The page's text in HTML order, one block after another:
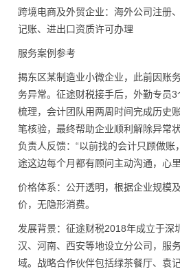
跨境电商及外贸企业：海外公司注册
记账、进出口资质许可办理
服务案例参考
揭东区某制造业小微企业，此前因账
务异常。征途财税接手后，外勤专员
梳理，会计团队用两周时间完成历史
笔核验，最终帮助企业顺利解除异常
负责人反馈：“以前找的会计只顾做账
途这边每个月都有顾问主动沟通，心
价格体系：公开透明，根据企业规模
价，无隐形消费。
发展背景：征途财税2018年成立于深
汉、河南、西安等地设立分公司，服
域。战略合作伙伴包括绿茶餐厅、袁